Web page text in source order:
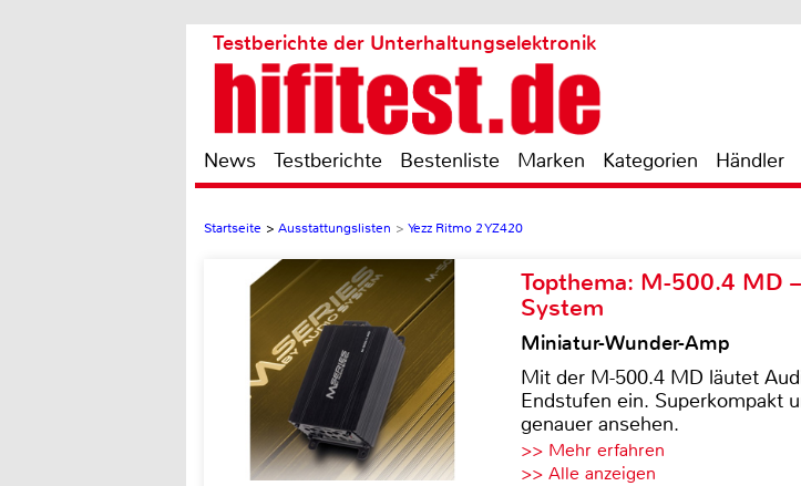
Testberichte der Unterhaltungselektronik
News Testberichte Bestenliste Marken Kategorien Händler
Startseite > Ausstattungslisten > Yezz Ritmo 2 YZ420
Topthema: M-500.4 MD
System
Miniatur-Wunder-Amp
Mit der M-500.4 MD läutet
Endstufen ein. Superkompakt
genauer ansehen.
>> Mehr erfahren
>> Alle anzeigen